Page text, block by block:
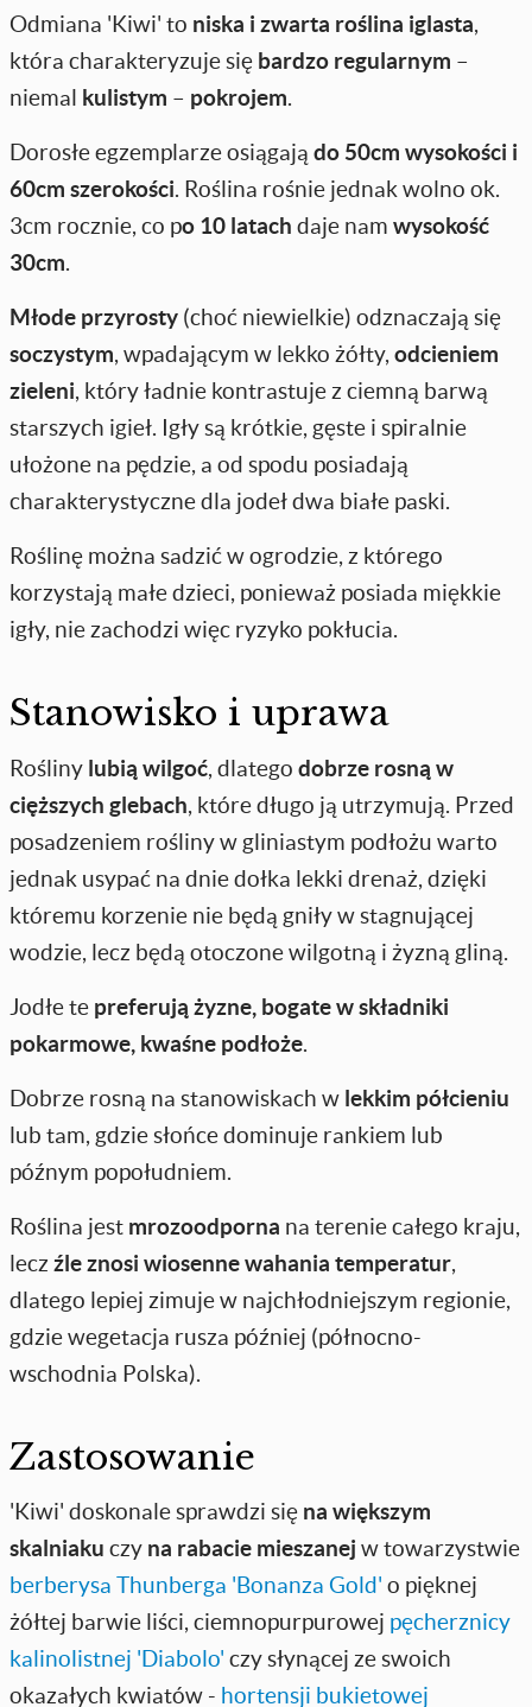
Odmiana 'Kiwi' to niska i zwarta roślina iglasta,
która charakteryzuje się bardzo regularnym –
niemal kulistym – pokrojem.
Dorosłe egzemplarze osiągają do 50cm wysokości i
60cm szerokości. Roślina rośnie jednak wolno ok.
3cm rocznie, co po 10 latach daje nam wysokość
30cm.
Młode przyrosty (choć niewielkie) odznaczają się
soczystym, wpadającym w lekko żółty, odcieniem
zieleni, który ładnie kontrastuje z ciemną barwą
starszych igieł. Igły są krótkie, gęste i spiralnie
ułożone na pędzie, a od spodu posiadają
charakterystyczne dla jodeł dwa białe paski.
Roślinę można sadzić w ogrodzie, z którego
korzystają małe dzieci, ponieważ posiada miękkie
igły, nie zachodzi więc ryzyko pokłucia.
Stanowisko i uprawa
Rośliny lubią wilgoć, dlatego dobrze rosną w
cięższych glebach, które długo ją utrzymują. Przed
posadzeniem rośliny w gliniastym podłożu warto
jednak usypać na dnie dołka lekki drenaż, dzięki
któremu korzenie nie będą gniły w stagnującej
wodzie, lecz będą otoczone wilgotną i żyzną gliną.
Jodłe te preferują żyzne, bogate w składniki
pokarmowe, kwaśne podłoże.
Dobrze rosną na stanowiskach w lekkim półcieniu
lub tam, gdzie słońce dominuje rankiem lub
późnym popołudniem.
Roślina jest mrozoodporna na terenie całego kraju,
lecz źle znosi wiosenne wahania temperatur,
dlatego lepiej zimuje w najchłodniejszym regionie,
gdzie wegetacja rusza później (północno-
wschodnia Polska).
Zastosowanie
'Kiwi' doskonale sprawdzi się na większym
skalniaku czy na rabacie mieszanej w towarzystwie
berberysa Thunberga 'Bonanza Gold' o pięknej
żółtej barwie liści, ciemnopurpurowej pęcherznicy
kalinolistnej 'Diabolo' czy słynącej ze swoich
okazałych kwiatów - hortensji bukietowej